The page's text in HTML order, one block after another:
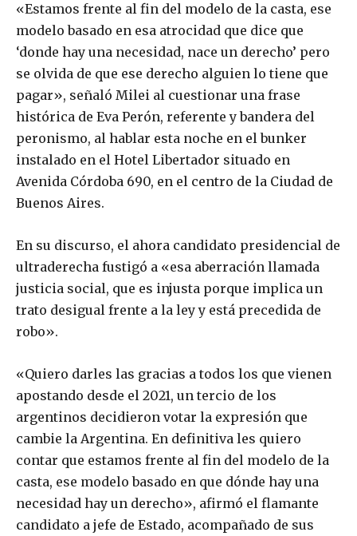
«Estamos frente al fin del modelo de la casta, ese
modelo basado en esa atrocidad que dice que
‘donde hay una necesidad, nace un derecho’ pero
se olvida de que ese derecho alguien lo tiene que
pagar», señaló Milei al cuestionar una frase
histórica de Eva Perón, referente y bandera del
peronismo, al hablar esta noche en el bunker
instalado en el Hotel Libertador situado en
Avenida Córdoba 690, en el centro de la Ciudad de
Buenos Aires.
En su discurso, el ahora candidato presidencial de
ultraderecha fustigó a «esa aberración llamada
justicia social, que es injusta porque implica un
trato desigual frente a la ley y está precedida de
robo».
«Quiero darles las gracias a todos los que vienen
apostando desde el 2021, un tercio de los
argentinos decidieron votar la expresión que
cambie la Argentina. En definitiva les quiero
contar que estamos frente al fin del modelo de la
casta, ese modelo basado en que dónde hay una
necesidad hay un derecho», afirmó el flamante
candidato a jefe de Estado, acompañado de sus